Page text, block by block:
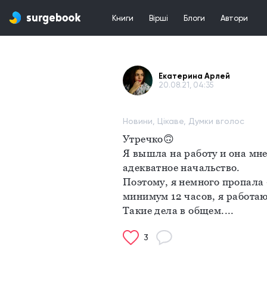
Книги Вірші Блоги Автори
Екатерина Арлей
20.08.21, 04:35
Новини, Цікаве, Думки вголос
Утречко🙃
Я вышла на работу и она
адекватное начальство.
Поэтому, я немного
минимум 12 часов, я
Такие дела в общем....
3